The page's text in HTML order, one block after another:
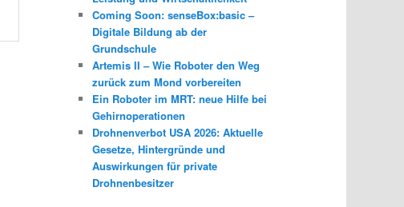
Coming Soon: senseBox:basic –
Digitale Bildung ab der
Grundschule
Artemis II – Wie Roboter den Weg
zurück zum Mond vorbereiten
Ein Roboter im MRT: neue Hilfe bei
Gehirnoperationen
Drohnenverbot USA 2026: Aktuelle
Gesetze, Hintergründe und
Auswirkungen für private
Drohnenbesitzer